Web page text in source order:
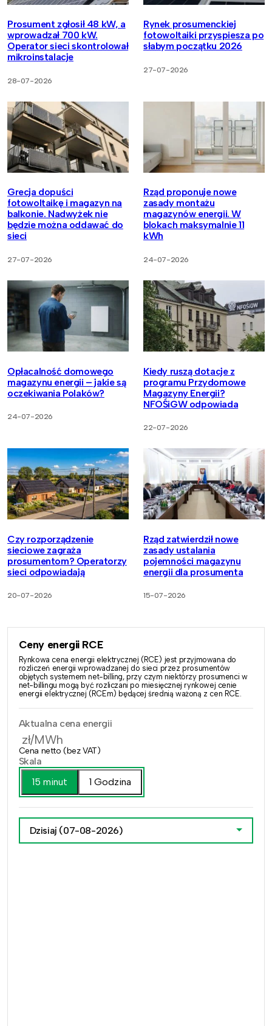
Prosument zgłosił 48 kW, a
wprowadzał 700 kW.
Operator sieci skontrolował
mikroinstalacje
28-07-2026
Rynek prosumenckiej
fotowoltaiki przyspiesza po
słabym początku 2026
27-07-2026
Grecja dopuści
fotowoltaikę i magazyn na
balkonie. Nadwyżek nie
będzie można oddawać do
sieci
27-07-2026
Rząd proponuje nowe
zasady montażu
magazynów energii. W
blokach maksymalnie 11
kWh
24-07-2026
Opłacalność domowego
magazynu energii – jakie są
oczekiwania Polaków?
24-07-2026
Kiedy ruszą dotacje z
programu Przydomowe
Magazyny Energii?
NFOŚiGW odpowiada
22-07-2026
Czy rozporządzenie
sieciowe zagraża
prosumentom? Operatorzy
sieci odpowiadają
20-07-2026
Rząd zatwierdził nowe
zasady ustalania
pojemności magazynu
energii dla prosumenta
15-07-2026
Ceny energii RCE
Rynkowa cena energii elektrycznej (RCE) jest przyjmowana do
rozliczeń energii wprowadzanej do sieci przez prosumentów
objętych systemem net-billing, przy czym niektórzy prosumenci w
net-billingu mogą być rozliczani po miesięcznej rynkowej cenie
energii elektrycznej (RCEm) będącej średnią ważoną z cen RCE.
Aktualna cena energii
zł/MWh
Cena netto (bez VAT)
Skala
15 minut
1 Godzina
Dzisiaj (07-08-2026)